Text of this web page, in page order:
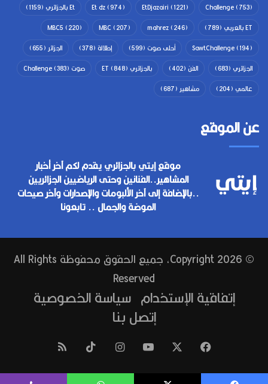
Challenge(753)
EtDjazairi (1221)
Et dz(974) Et بالجزائري
(1159)
ET بالعربي
(789)
mahrez(246)
MBC(207)
MBC5 (220)
SawtChallenge(194) أحلى صوت (599) إطلالة (378) الجزائر (655)
الجزائري (683) الفن (402) بالجزائري ET (848) صوت Challenge (383)
عالمي (204) مشاهير (687)
عن الموقع
موقع إيتي بالجزائري يقدم لكم آخر أخبار
المشاهير..الفنانين وحتى الرياضيين الجزائريين
..بالإضافة إلى آخر الألبومات والإصدارات وآخر صيحات
الموضة والجمال .. تابعونا
© Copyright 2026, جميع الحقوق محفوظة All Rights
Reserved
إتفاقية الإستخدام سياسة الخصوصية
إتصل بنا
فيسبوك ‫YouTube انستقرام ‫TikTok
الموقع